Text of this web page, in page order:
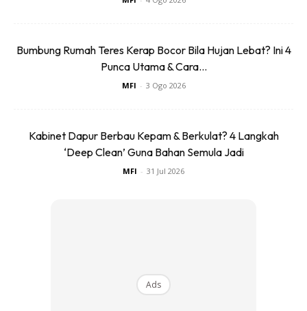
kucing/cat litter untuk mengurangkan bau
Sambil-sambil gunakan arang untuk serap bau busuk, boleh
Bumbung Rumah Teres Kerap Bocor Bila Hujan Lebat? Ini 4
Punca Utama & Cara...
MFI - 3 Ogo 2026
Kabinet Dapur Berbau Kepam & Berkulat? 4 Langkah
‘Deep Clean’ Guna Bahan Semula Jadi
MFI - 31 Jul 2026
Ads